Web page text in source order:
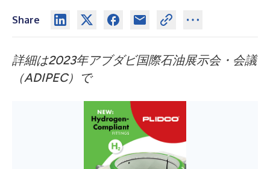
Share
詳細は2023年アブダビ国際石油展示会・会議
（ADIPEC）で